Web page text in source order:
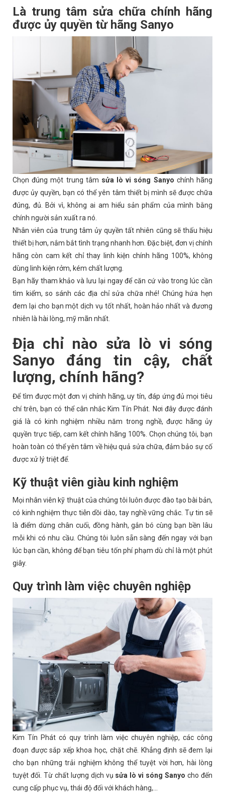
Là trung tâm sửa chữa chính hãng
được ủy quyền từ hãng Sanyo
Chọn đúng một trung tâm sửa lò vi sóng Sanyo chính hãng
được ủy quyền, bạn có thể yên tâm thiết bị mình sẽ được chữa
đúng, đủ. Bởi vì, không ai am hiểu sản phẩm của mình bằng
chính người sản xuất ra nó.
Nhân viên của trung tâm ủy quyền tất nhiên cũng sẽ thấu hiệu
thiết bị hơn, nắm bắt tình trạng nhanh hơn. Đặc biệt, đơn vị chính
hãng còn cam kết chỉ thay linh kiện chính hãng 100%, không
dùng linh kiện rởm, kém chất lượng.
Bạn hãy tham khảo và lưu lại ngay để căn cứ vào trong lúc cần
tìm kiểm, so sánh các địa chỉ sửa chữa nhé! Chúng hứa hẹn
đem lại cho bạn một dịch vụ tốt nhất, hoàn hảo nhất và đương
nhiên là hài lòng, mỹ mãn nhất.
Địa chỉ nào sửa lò vi sóng
Sanyo đáng tin cậy, chất
lượng, chính hãng?
Để tìm được một đơn vị chính hãng, uy tín, đáp ứng đủ mọi tiêu
chí trên, bạn có thể cân nhắc Kim Tín Phát. Nơi đây được đánh
giá là có kinh nghiệm nhiều năm trong nghề, được hãng ủy
quyền trực tiếp, cam kết chính hãng 100%. Chọn chúng tôi, bạn
hoàn toàn có thể yên tâm về hiệu quả sửa chữa, đảm bảo sự cố
được xử lý triệt để.
Kỹ thuật viên giàu kinh nghiệm
Mọi nhân viên kỹ thuật của chúng tôi luôn được đào tạo bài bản,
có kinh nghiệm thực tiễn dồi dào, tay nghề vững chắc. Tự tin sẽ
là điểm dừng chân cuối, đồng hành, gắn bó cùng bạn bền lâu
mỗi khi có nhu cầu. Chúng tôi luôn sẵn sàng đến ngay với bạn
lúc bạn cần, không để bạn tiêu tốn phí phạm dù chỉ là một phút
giây.
Quy trình làm việc chuyên nghiệp
Kim Tín Phát có quy trình làm việc chuyên nghiệp, các công
đoạn được sắp xếp khoa học, chặt chẽ. Khẳng định sẽ đem lại
cho bạn những trải nghiệm không thể tuyệt vời hơn, hài lòng
tuyệt đối. Từ chất lượng dịch vụ sửa lò vi sóng Sanyo cho đến
cung cấp phục vụ, thái độ đối với khách hàng,...